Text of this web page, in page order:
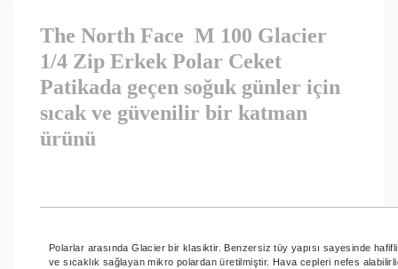
The North Face M 100 Glacier
1/4 Zip Erkek Polar Ceket
Patikada geçen soğuk günler için
sıcak ve güvenilir bir katman
ürünü
Polarlar arasında Glacier bir klasiktir. Benzersiz tüy yapısı sayesinde
ve sıcaklık sağlayan mikro polardan üretilmiştir. Hava cepleri nefes